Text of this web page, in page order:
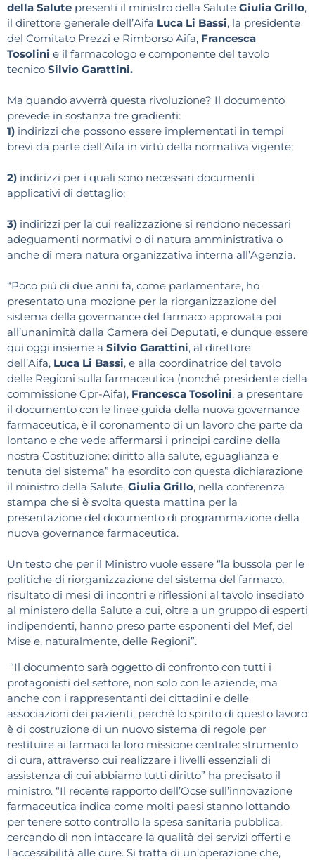
della Salute presenti il ministro della Salute Giulia Grillo,
il direttore generale dell’Aifa Luca Li Bassi, la presidente
del Comitato Prezzi e Rimborso Aifa, Francesca
Tosolini e il farmacologo e componente del tavolo
tecnico Silvio Garattini.
Ma quando avverrà questa rivoluzione? Il documento
prevede in sostanza tre gradienti:
1) indirizzi che possono essere implementati in tempi
brevi da parte dell’Aifa in virtù della normativa vigente;
2) indirizzi per i quali sono necessari documenti
applicativi di dettaglio;
3) indirizzi per la cui realizzazione si rendono necessari
adeguamenti normativi o di natura amministrativa o
anche di mera natura organizzativa interna all’Agenzia.
“Poco più di due anni fa, come parlamentare, ho
presentato una mozione per la riorganizzazione del
sistema della governance del farmaco approvata poi
all’unanimità dalla Camera dei Deputati, e dunque essere
qui oggi insieme a Silvio Garattini, al direttore
dell’Aifa, Luca Li Bassi, e alla coordinatrice del tavolo
delle Regioni sulla farmaceutica (nonché presidente della
commissione Cpr-Aifa), Francesca Tosolini, a presentare
il documento con le linee guida della nuova governance
farmaceutica, è il coronamento di un lavoro che parte da
lontano e che vede affermarsi i principi cardine della
nostra Costituzione: diritto alla salute, eguaglianza e
tenuta del sistema” ha esordito con questa dichiarazione
il ministro della Salute, Giulia Grillo, nella conferenza
stampa che si è svolta questa mattina per la
presentazione del documento di programmazione della
nuova governance farmaceutica.
Un testo che per il Ministro vuole essere “la bussola per le
politiche di riorganizzazione del sistema del farmaco,
risultato di mesi di incontri e riflessioni al tavolo insediato
al ministero della Salute a cui, oltre a un gruppo di esperti
indipendenti, hanno preso parte esponenti del Mef, del
Mise e, naturalmente, delle Regioni”.
“Il documento sarà oggetto di confronto con tutti i
protagonisti del settore, non solo con le aziende, ma
anche con i rappresentanti dei cittadini e delle
associazioni dei pazienti, perché lo spirito di questo lavoro
è di costruzione di un nuovo sistema di regole per
restituire ai farmaci la loro missione centrale: strumento
di cura, attraverso cui realizzare i livelli essenziali di
assistenza di cui abbiamo tutti diritto” ha precisato il
ministro. “Il recente rapporto dell’Ocse sull’innovazione
farmaceutica indica come molti paesi stanno lottando
per tenere sotto controllo la spesa sanitaria pubblica,
cercando di non intaccare la qualità dei servizi offerti e
l’accessibilità alle cure. Si tratta di un’operazione che,